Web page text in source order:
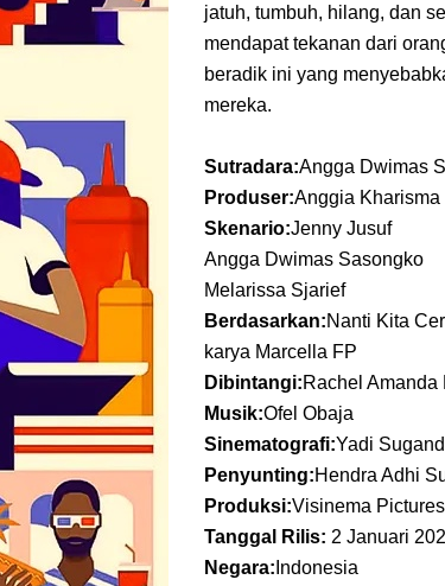
jatuh, tumbuh, hilang, dan
mendapat tekanan dari
beradik ini yang
mereka.
Sutradara:Angga Dwimas
Produser:Anggia Kharisma
Skenario:Jenny Jusuf
Angga Dwimas Sasongko
Melarissa Sjarief
Berdasarkan:Nanti Kita
karya Marcella FP
Dibintangi:Rachel Amanda
Musik:Ofel Obaja
Sinematografi:Yadi
Penyunting:Hendra Adhi
Produksi:Visinema Pictures
Tanggal Rilis: 2 Januari
Negara: Indonesia